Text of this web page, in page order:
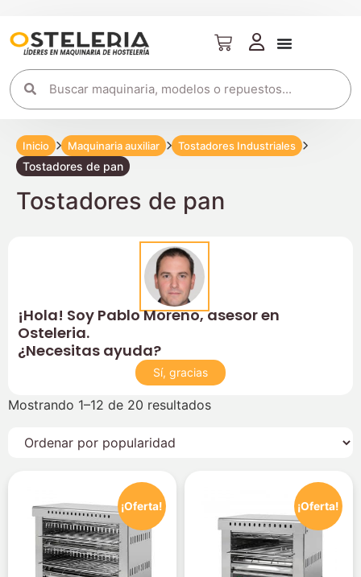
Inicio Maquinaria auxiliar Tostadores Industriales
Tostadores de pan
Tostadores de pan
¡Hola! Soy Pablo Moreno, asesor en
Osteleria.
¿Necesitas ayuda?
Sí, gracias
Mostrando 1–12 de 20 resultados
¡Oferta! ¡Oferta!